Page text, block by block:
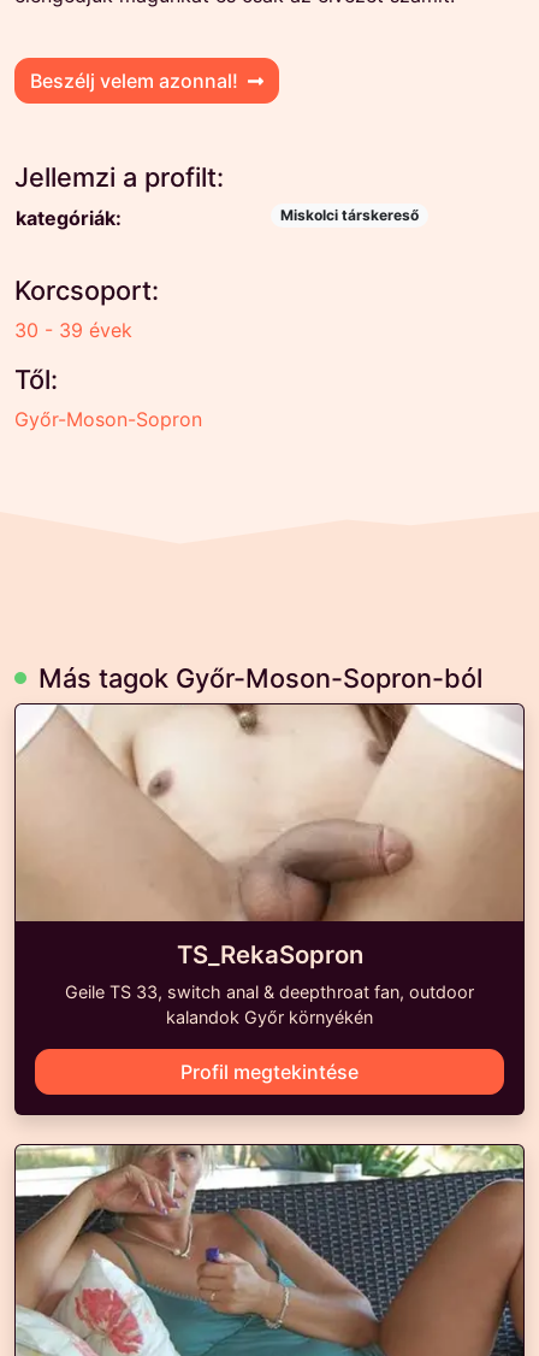
Beszélj velem azonnal!
Jellemzi a profilt:
kategóriák: Miskolci társkereső
Korcsoport:
30 - 39 évek
Től:
Győr-Moson-Sopron
Más tagok Győr-Moson-Sopron-ból
TS_RekaSopron
Geile TS 33, switch anal & deepthroat fan, outdoor
kalandok Győr környékén
Profil megtekintése